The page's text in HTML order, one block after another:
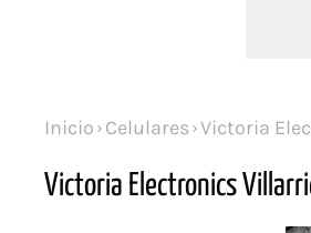
Inicio Celulares Victoria
Victoria Electronics